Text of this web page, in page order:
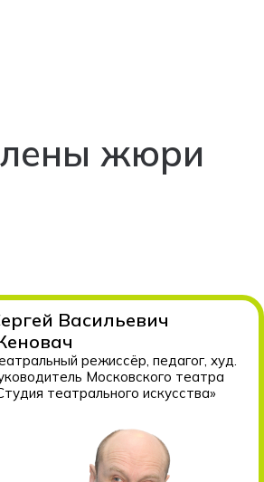
жюри
Васильевич
режиссёр, педагог, худ.
Московского театра
театрального искусства»